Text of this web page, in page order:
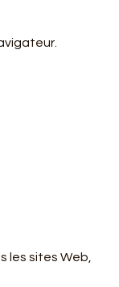
les sites Web,